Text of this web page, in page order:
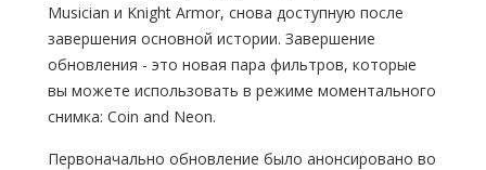
Musician и Knight Armor, снова доступную после
завершения основной истории. Завершение
обновления - это новая пара фильтров, которые
вы можете использовать в режиме моментального
снимка: Coin and Neon.
Первоначально обновление было анонсировано во